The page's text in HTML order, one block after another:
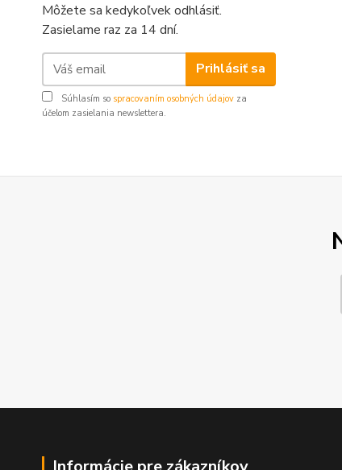
Môžete sa kedykoľvek odhlásiť.
Zasielame raz za 14 dní.
Prihlásiť sa
Súhlasím so spracovaním osobných údajov za
účelom zasielania newslettera.